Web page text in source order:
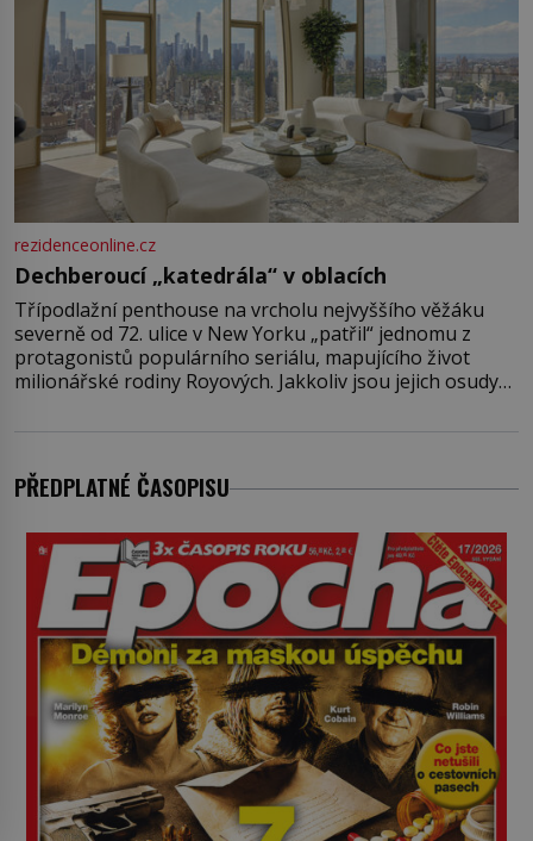
rezidenceonline.cz
Dechberoucí „katedrála“ v oblacích
Třípodlažní penthouse na vrcholu nejvyššího věžáku
severně od 72. ulice v New Yorku „patřil“ jednomu z
protagonistů populárního seriálu, mapujícího život
milionářské rodiny Royových. Jakkoliv jsou jejich osudy
jenom jednou z nemovitostí
PŘEDPLATNÉ ČASOPISU